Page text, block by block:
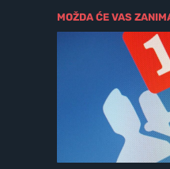
MOŽDA ĆE VAS